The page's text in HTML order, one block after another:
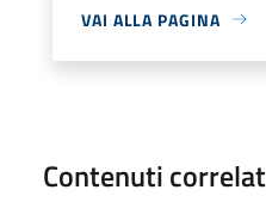
VAI ALLA PAGINA
Contenuti